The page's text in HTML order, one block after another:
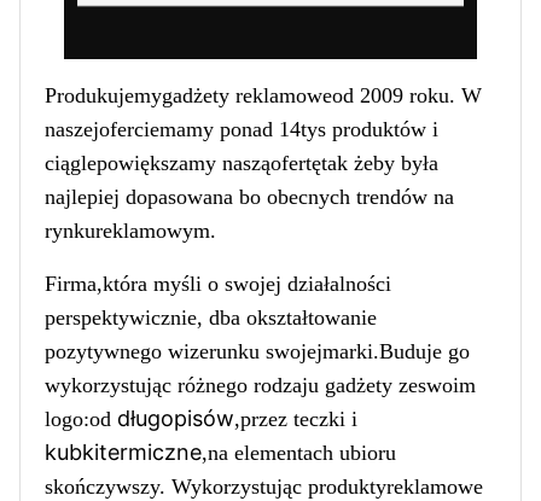
Produkujemygadżety reklamoweod 2009 roku. W
naszejoferciemamy ponad 14tys produktów i
ciąglepowiększamy nasząofertętak żeby była
najlepiej dopasowana bo obecnych trendów na
rynkureklamowym.
Firma,która myśli o swojej działalności
perspektywicznie, dba okształtowanie
pozytywnego wizerunku swojejmarki.Buduje go
wykorzystując różnego rodzaju gadżety zeswoim
logo:od długopisów,przez teczki i
kubkitermiczne,na elementach ubioru
skończywszy. Wykorzystując produktyreklamowe